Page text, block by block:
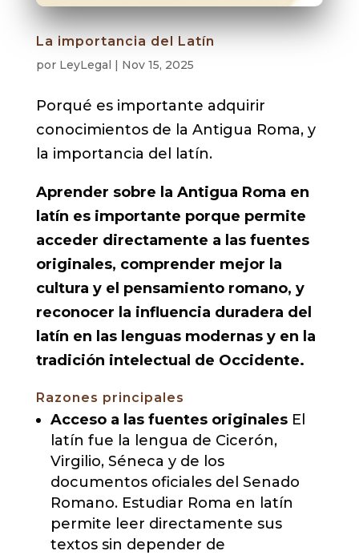
La importancia del Latín
por LeyLegal Nov 15, 2025
Porqué es importante adquirir
conocimientos de la Antigua Roma, y
la importancia del latín.
Aprender sobre la Antigua Roma en
latín es importante porque permite
acceder directamente a las fuentes
originales, comprender mejor la
cultura y el pensamiento romano, y
reconocer la influencia duradera del
latín en las lenguas modernas y en la
tradición intelectual de Occidente.
Razones principales
Acceso a las fuentes originalesEl
latín fue la lengua de Cicerón,
Virgilio, Séneca y de los
documentos oficiales del Senado
Romano. Estudiar Roma en latín
permite leer directamente sus
textos sin depender de